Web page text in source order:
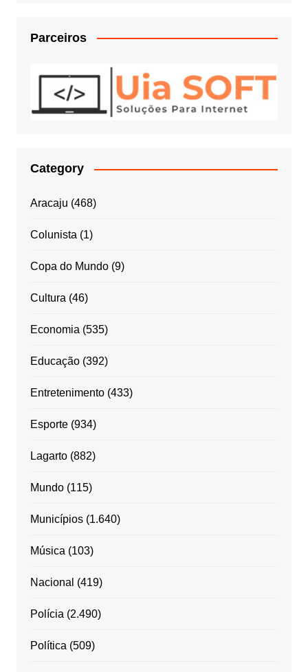
Parceiros
Category
Aracaju (468)
Colunista(1)
Copa do Mundo(9)
Cultura(46)
Economia(535)
Educação(392)
Entretenimento(433)
Esporte(934)
Lagarto(882)
Mundo(115)
Municípios(1.640)
Música(103)
Nacional (419)
Polícia(2.490)
Política(509)